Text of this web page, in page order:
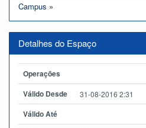
Campus »
Detalhes do Espaço
Operações
Válido Desde
31-08-2016 2:31
Válido Até